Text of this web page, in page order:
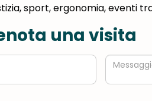
sport, ergonomia, eventi
una visita